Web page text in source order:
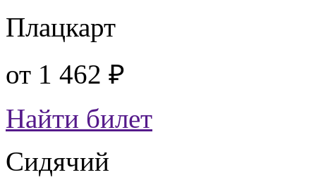
Плацкарт
от 1 462 ₽
Найти билет
Сидячий